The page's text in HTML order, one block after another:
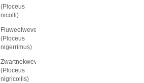
(Ploceus
nicolli)
Fluweelwever
(Ploceus
nigerrimus)
Zwartnekwever
(Ploceus
nigricollis)